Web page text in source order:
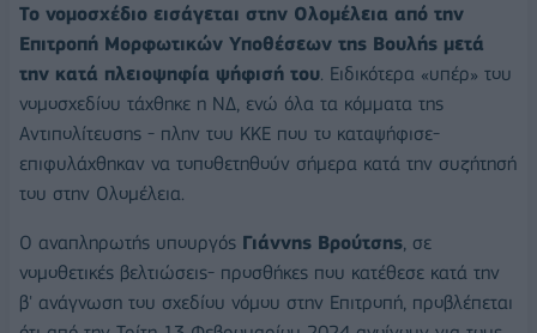
Το νομοσχέδιο εισάγεται στην Ολομέλεια από την
Επιτροπή Μορφωτικών Υποθέσεων της Βουλής μετά
την κατά πλειοψηφία ψήφισή του. Ειδικότερα «υπέρ» του
νομοσχεδίου τάχθηκε η ΝΔ, ενώ όλα τα κόμματα της
Αντιπολίτευσης - πλην του ΚΚΕ που το καταψήφισε-
επιφυλάχθηκαν να τοποθετηθούν σήμερα κατά την συζήτησή
του στην Ολομέλεια.
Ο αναπληρωτής υπουργός Γιάννης Βρούτσης, σε
νομοθετικές βελτιώσεις- προσθήκες που κατέθεσε κατά την
β' ανάγνωση του σχεδίου νόμου στην Επιτροπή, προβλέπεται